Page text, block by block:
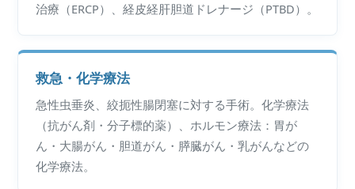
治療（ERCP）、経皮経肝胆道ドレナージ（PTBD）。
救急・化学療法
急性虫垂炎、絞扼性腸閉塞に対する手術。化学療法
（抗がん剤・分子標的薬）、ホルモン療法：胃が
ん・大腸がん・胆道がん・膵臓がん・乳がんなどの
化学療法。